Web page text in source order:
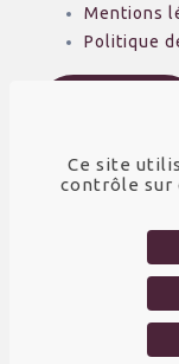
Mentions
Politique
Ce site
contrôle sur